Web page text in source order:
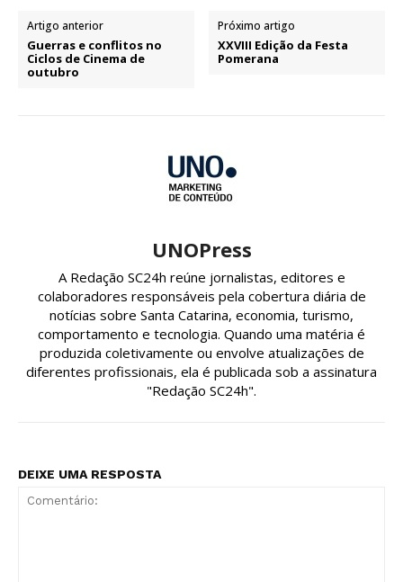
Artigo anterior
Guerras e conflitos no
Ciclos de Cinema de
outubro
Próximo artigo
XXVIII Edição da Festa
Pomerana
UNOPress
A Redação SC24h reúne jornalistas, editores e
colaboradores responsáveis pela cobertura diária de
notícias sobre Santa Catarina, economia, turismo,
comportamento e tecnologia. Quando uma matéria é
produzida coletivamente ou envolve atualizações de
diferentes profissionais, ela é publicada sob a assinatura
"Redação SC24h".
DEIXE UMA RESPOSTA